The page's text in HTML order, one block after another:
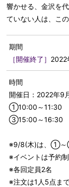
響かせる、金沢を
ていない人は、こ
期間
［開催終了］ 2022
時間
開催日：2022年9
①10:00～11:30
③15:00～16:30
※9/8(木)は、①～
※イベントは予約制
※各回定員2名
※注文は1人5点ま